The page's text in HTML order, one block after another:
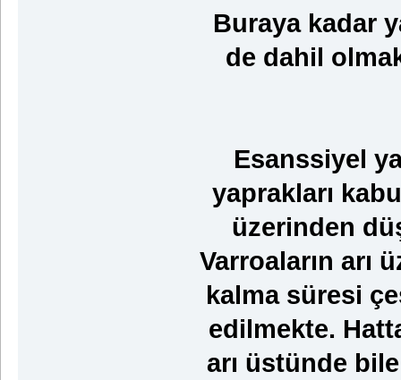
Buraya kadar
de dahil
Esanssiyel
yaprakları
üzerinden
Varroaların arı
kalma süresi
edilmekte.
arı üstünde